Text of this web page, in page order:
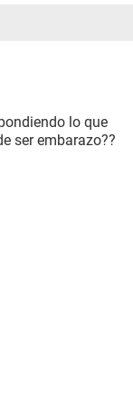
lo que
ser embarazo??